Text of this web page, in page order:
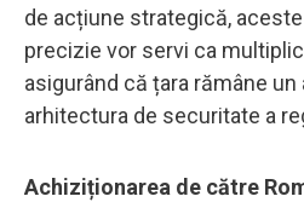
de acțiune strategică,
precizie vor servi ca
asigurând că țara rămâne
arhitectura de securitate a
Achiziționarea de către